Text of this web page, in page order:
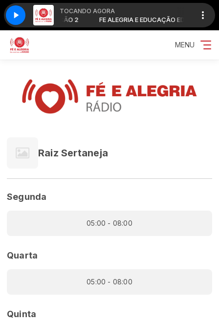
TOCANDO AGORA
E EDUCAÇÃO EDIÇÃO 2 FE ALEGRIA E EDUCAÇÃO EDIÇÃO 2
MENU
Raiz Sertaneja
Segunda
05:00 - 08:00
Quarta
05:00 - 08:00
Quinta